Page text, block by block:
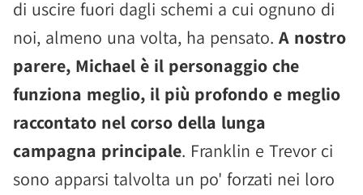
di uscire fuori dagli schemi a cui ognuno di
noi, almeno una volta, ha pensato. A nostro
parere, Michael è il personaggio che
funziona meglio, il più profondo e meglio
raccontato nel corso della lunga
campagna principale. Franklin e Trevor ci
sono apparsi talvolta un po' forzati nei loro